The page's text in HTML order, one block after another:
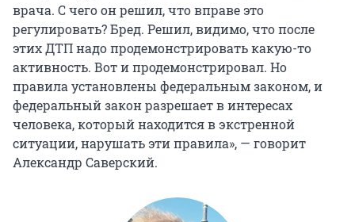
врача. С чего он решил, что вправе это
регулировать? Бред. Решил, видимо, что после
этих ДТП надо продемонстрировать какую-то
активность. Вот и продемонстрировал. Но
правила установлены федеральным законом, и
федеральный закон разрешает в интересах
человека, который находится в экстренной
ситуации, нарушать эти правила», — говорит
Александр Саверский.